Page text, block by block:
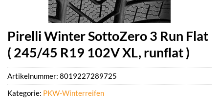
Pirelli Winter SottoZero 3 Run Flat
( 245/45 R19 102V XL, runflat )
Artikelnummer: 8019227289725
Kategorie: PKW-Winterreifen